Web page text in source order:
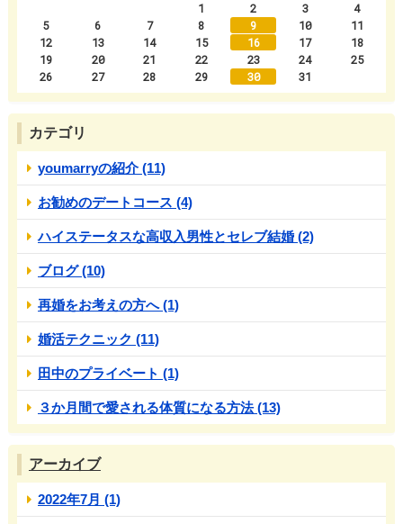
1
2 3
4
5
6 7 8 9 10
11
12
13 14 15 16 17
18
19
20 21 22 23 24
25
26
27 28 29 30 31
カテゴリ
youmarryの紹介 (11)
お勧めのデートコース (4)
ハイステータスな高収入男性とセレブ結婚 (2)
ブログ (10)
再婚をお考えの方へ (1)
婚活テクニック (11)
田中のプライベート (1)
３か月間で愛される体質になる方法 (13)
アーカイブ
2022年7月 (1)